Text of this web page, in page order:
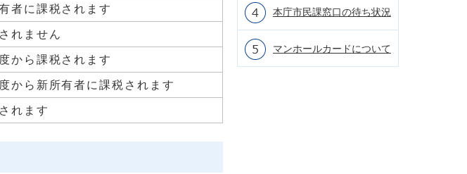
者に課税されます
れません
から課税されます
から新所有者に課税されます
れます
本庁市民課窓口の待ち状況
マンホールカードについて